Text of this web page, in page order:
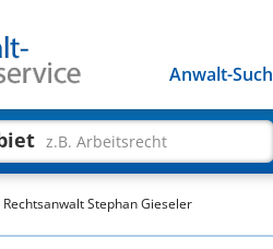
Anwalt-
z.B. Arbeitsrecht
Rechtsanwalt Stephan Gieseler